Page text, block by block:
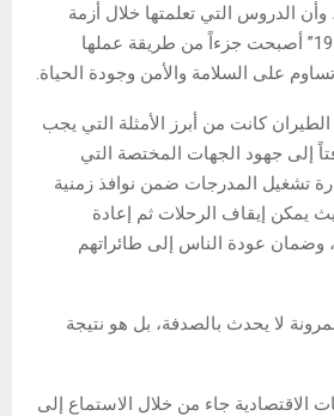
الدروس التي تعلمتها خلال أزمة
2008 ثم جائحة “كوفيد-19” أصبحت جزءاً من طريقة عملها
تساوم على السلامة والأمن وجودة الحياة.
كانت من أبرز الأمثلة التي يجب
إلى جهود الجهات المختصة التي
تشغيل المدرجات ضمن نوافذ زمنية
بحيث يمكن إيقاف الرحلات ثم إعادة
خلال 15 دقيقة، وضمان عودة الناس إلى طائراتهم
لا يحدث بالصدفة، بل هو نتيجة
الاقتصادية جاء من خلال الاستماع إلى